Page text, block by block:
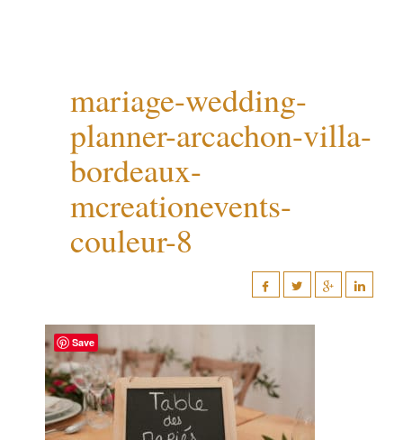
mariage-wedding-
planner-arcachon-villa-
bordeaux-
mcreationevents-
couleur-8
Save